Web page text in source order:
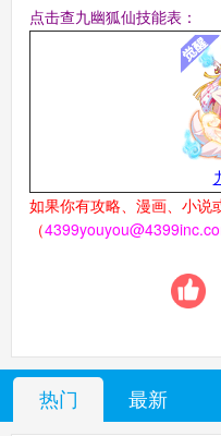
点击查九幽狐仙技能表：
如果你有攻略、漫画、小说
（
热门 最新